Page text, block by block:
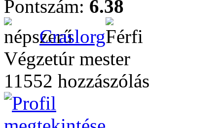
Pontszám: 6.38
Craslorg
Végzetúr mester
11552 hozzászólás